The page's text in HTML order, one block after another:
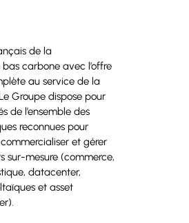
de la
carbone avec l’offre
au service de la
Groupe dispose pour
de l’ensemble des
reconnues pour
et gérer
sur-mesure (commerce,
datacenter,
et asset